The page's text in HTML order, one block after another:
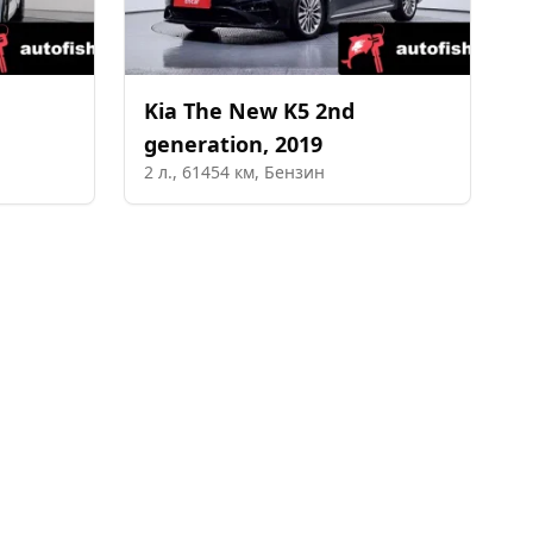
Kia The New K5 2nd
generation, 2019
2 л., 61454 км, Бензин